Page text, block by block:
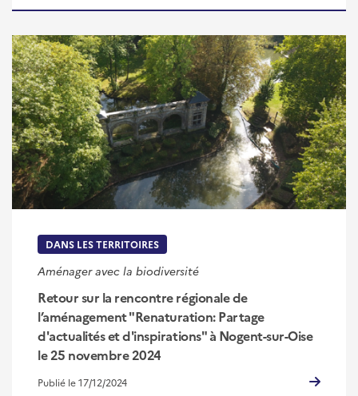
DANS LES TERRITOIRES
Aménager avec la biodiversité
Retour sur la rencontre régionale de
l’aménagement "Renaturation: Partage
d'actualités et d'inspirations" à Nogent-sur-Oise
le 25 novembre 2024
Publié le 17/12/2024